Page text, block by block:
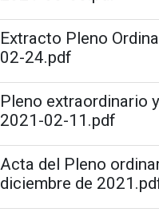
Extracto Pleno
02-24.pdf
Pleno extraordinario
2021-02-11.pdf
Acta del Pleno
diciembre de